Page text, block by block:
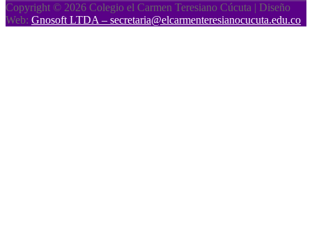
Copyright © 2026 Colegio el Carmen Teresiano Cúcuta | Diseño
Web: Gnosoft LTDA – secretaria@elcarmenteresianocucuta.edu.co